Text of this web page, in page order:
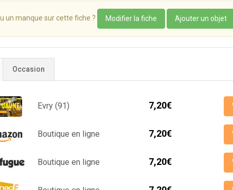
un manque sur cette fiche ? Modifier la fiche Ajouter un objet
Occasion
Evry (91) 7,20€
Boutique en ligne 7,20€
Boutique en ligne 7,20€